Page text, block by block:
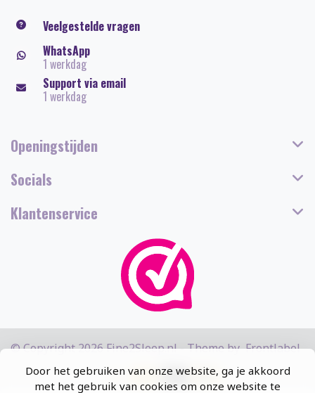
Door het gebruiken van onze website, ga je akkoord
met het gebruik van cookies om onze website te
Veelgestelde vragen
WhatsApp
1 werkdag
Support via email
1 werkdag
Openingstijden
Socials
Klantenservice
© Copyright 2026 Fine2Sleep.nl - Theme byFrontlabel